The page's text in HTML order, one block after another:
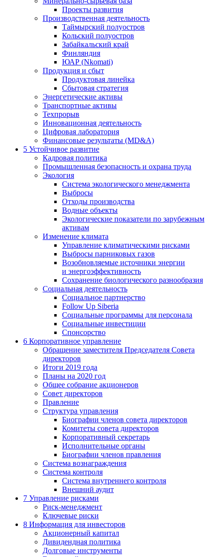
Проекты развития
Производственная деятельность
Таймырский полуостров
Кольский полуостров
Забайкальский край
Финляндия
ЮАР (Nkomati)
Продукция и сбыт
Продуктовая линейка
Сбытовая стратегия
Энергетические активы
Транспортные активы
Техпрорыв
Инновационная деятельность
Цифровая лаборатория
Финансовые результаты (MD&A)
5 Устойчивое развитие
Кадровая политика
Промышленная безопасность и охрана труда
Экология
Система экологического менеджмента
Выбросы
Отходы производства
Водные объекты
Экологические показатели по зарубежным
активам
Изменение климата
Управление климатическими рисками
Выбросы парниковых газов
Возобновляемые источники энергии
и энергоэффективность
Сохранение биологического разнообразия
Социальная деятельность
Социальное партнерство
Follow Up Siberia
Социальные программы для персонала
Социальные инвестиции
Спонсорство
6 Корпоративное управление
Обращение заместителя Председателя Совета
директоров
Итоги 2019 года
Планы на 2020 год
Общее собрание акционеров
Совет директоров
Правление
Структура управления
Биографии членов совета директоров
Комитеты совета директоров
Корпоративный секретарь
Исполнительные органы
Биографии членов правления
Система вознаграждения
Система контроля
Система внутреннего контроля
Внешний аудит
7 Управление рисками
Риск-менеджмент
Ключевые риски
8 Информация для инвесторов
Акционерный капитал
Дивидендная политика
Долговые инструменты